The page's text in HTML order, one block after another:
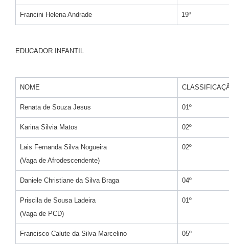
Francini Helena Andrade 19º
EDUCADOR INFANTIL
NOME
Renata de Souza Jesus 01º
Karina Silvia Matos 02º
Lais Fernanda Silva Nogueira
(Vaga de Afrodescendente)
02º
Daniele Christiane da Silva Braga 04º
Priscila de Sousa Ladeira
(Vaga de PCD)
01º
Francisco Calute da Silva Marcelino 05º